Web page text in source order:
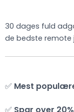
30 dages fuld
de bedste remote
✅ Mest